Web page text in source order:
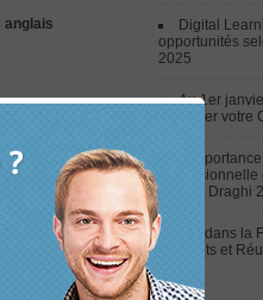
anglais
envisager
anglaise
de
notamment
Digital
opportunités
2025
Au 1er
mobiliser votre
rapport Draghi
L’IA dans
Concrets et